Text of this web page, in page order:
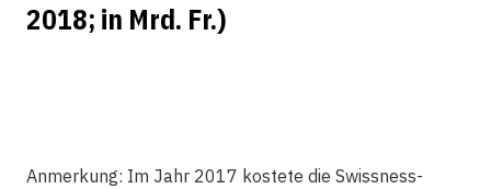
2018; in Mrd. Fr.)
Anmerkung: Im Jahr 2017 kostete die Swissness-